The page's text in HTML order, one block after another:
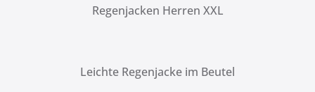
Regenjacken Herren XXL
Leichte Regenjacke im Beutel